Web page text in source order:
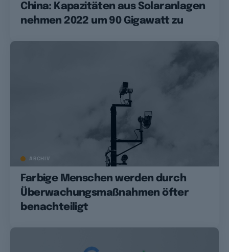
China: Kapazitäten aus Solaranlagen
nehmen 2022 um 90 Gigawatt zu
ARCHIV
Farbige Menschen werden durch
Überwachungsmaßnahmen öfter
benachteiligt